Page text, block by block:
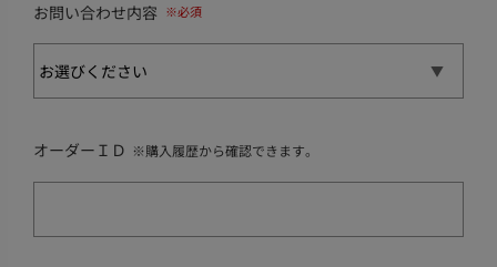
お問い合わせ内容
オーダーＩＤ ※購入履歴から確認できます。